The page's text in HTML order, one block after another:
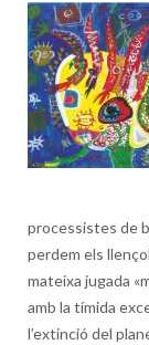
processistes de
perdem els
mateixa jugada
amb la tímida
l’extinció del